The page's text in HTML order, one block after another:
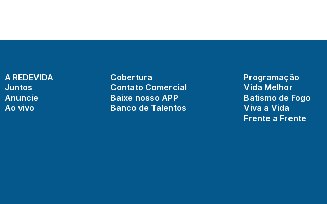
A REDEVIDA
Juntos
Anuncie
Ao vivo
Cobertura
Contato Comercial
Baixe nosso APP
Banco de Talentos
Programação
Vida Melhor
Batismo de Fogo
Viva a Vida
Frente a Frente